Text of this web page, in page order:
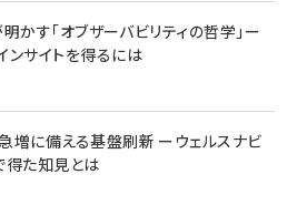
かす「オブザーバビリティの哲学」ー
サイトを得るには
増に備える基盤刷新 ーウェルスナビ
得た知見とは